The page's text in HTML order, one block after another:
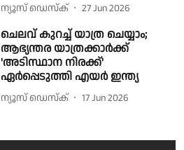
ന്യൂസ് ഡെസ്ക് 27 Jun 2026
ചെലവ് കുറച്ച് യാത്ര ചെയ്യാം;
ആഭ്യന്തര യാത്രക്കാർക്ക്
'അടിസ്ഥാന നിരക്ക്'
ഏർപ്പെടുത്തി എയർ ഇന്ത്യ
ന്യൂസ് ഡെസ്ക് 17 Jun 2026